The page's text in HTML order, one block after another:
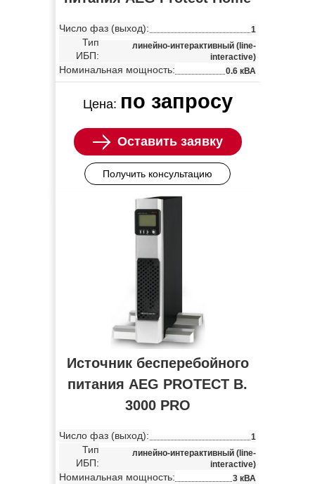
Число фаз (выход): 1
Тип
ИБП:
линейно-интерактивный (line-
interactive)
Номинальная мощность: 0.6 кВА
Цена: по запросу
Оставить заявку
Получить консультацию
Источник бесперебойного
питания AEG PROTECT B.
3000 PRO
Число фаз (выход): 1
Тип
ИБП:
линейно-интерактивный (line-
interactive)
Номинальная мощность: 3 кВА